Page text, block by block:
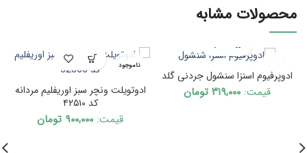
محصولات مشابه
ناموجود
ادوپرفیوم اسنزا سنشول جردنی گلد
قیمت:۳۱۹,۰۰۰ تومان
ناموجود
ادوتویلت ونچر سبز اوریفلیم مردانه
کد ۴۲۵۱۰
قیمت: ۹۰۰,۰۰۰ تومان